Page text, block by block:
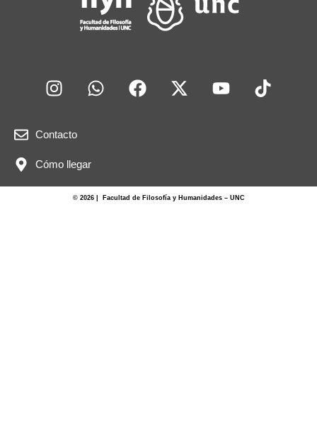
Contacto
Cómo llegar
© 2026 | Facultad de Filosofía y Humanidades – UNC